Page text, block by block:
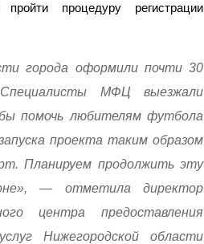
процедуру регистрации
города оформили почти 30
МФЦ выезжали
помочь любителям футбола
проекта таким образом
Планируем продолжить эту
— отметила директор
центра предоставления
Нижегородской области